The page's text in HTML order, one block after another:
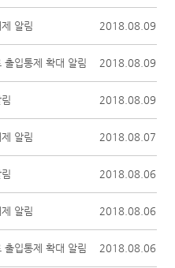
알림 2018.08.09
출입통제 확대 알림 2018.08.09
2018.08.09
알림 2018.08.07
2018.08.06
알림 2018.08.06
출입통제 확대 알림 2018.08.06